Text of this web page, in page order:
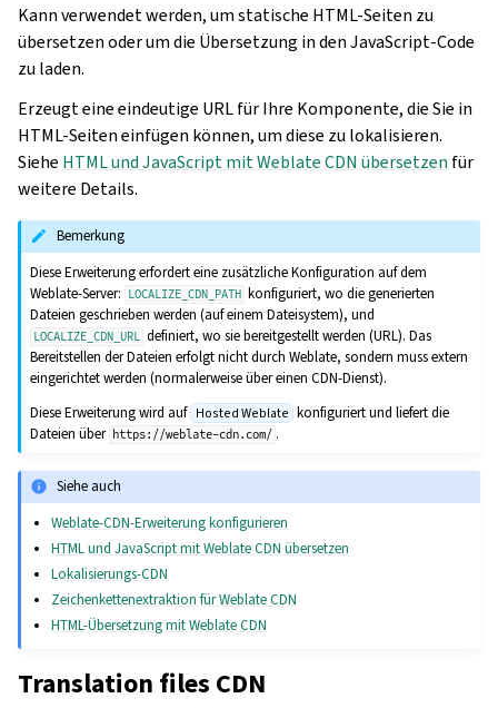
Kann verwendet werden, um statische HTML-Seiten zu
übersetzen oder um die Übersetzung in den JavaScript-Code
zu laden.
Erzeugt eine eindeutige URL für Ihre Komponente, die Sie in
HTML-Seiten einfügen können, um diese zu lokalisieren.
Siehe HTML und JavaScript mit Weblate CDN übersetzen für
weitere Details.
Bemerkung
Diese Erweiterung erfordert eine zusätzliche Konfiguration auf dem
Weblate-Server:
LOCALIZE_CDN_PATH konfiguriert, wo die generierten
Dateien geschrieben werden (auf einem Dateisystem), und
LOCALIZE_CDN_URL definiert, wo sie bereitgestellt werden (URL). Das
Bereitstellen der Dateien erfolgt nicht durch Weblate, sondern muss extern
eingerichtet werden (normalerweise über einen CDN-Dienst).
Diese Erweiterung wird auf Hosted Weblate konfiguriert und liefert die
Dateien über https://weblate-cdn.com/ .
Siehe auch
Weblate-CDN-Erweiterung konfigurieren
HTML und JavaScript mit Weblate CDN übersetzen
Lokalisierungs-CDN
Zeichenkettenextraktion für Weblate CDN
HTML-Übersetzung mit Weblate CDN
Translation files CDN